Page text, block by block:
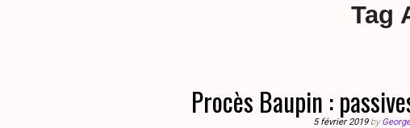
Tag
Procès Baupin :
5 février 2019by